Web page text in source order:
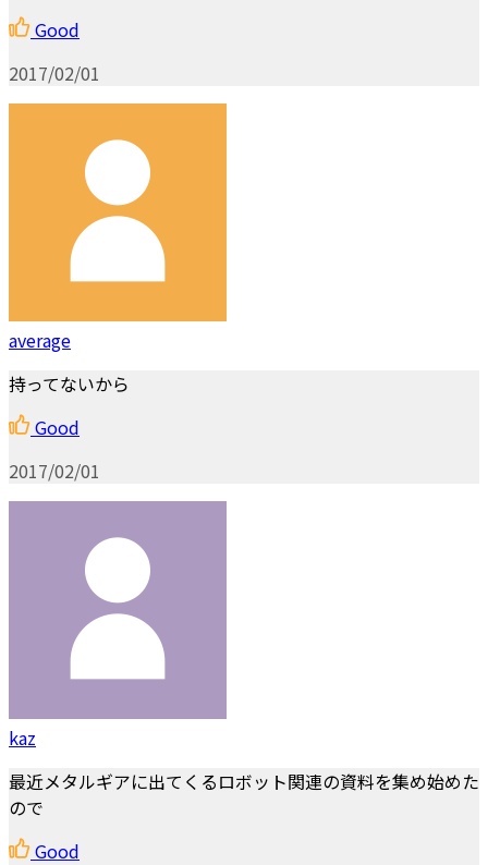
Good
2017/02/01
average
持ってないから
Good
2017/02/01
kaz
最近メタルギアに出てくるロボット関連の資料を集め始めた
ので
Good